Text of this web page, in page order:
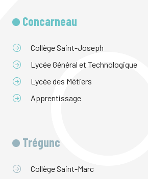
Concarneau
Collège Saint-Joseph
Lycée Général et Technologique
Lycée des Métiers
Apprentissage
Trégunc
Collège Saint-Marc